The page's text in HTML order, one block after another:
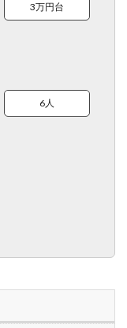
3万円台
6人